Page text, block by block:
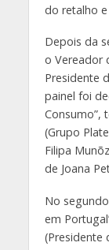
do retalho
Depois da
o Vereador
Presidente
painel foi
Consumo”,
(Grupo
Filipa
de Joana
No
em
(Presidente